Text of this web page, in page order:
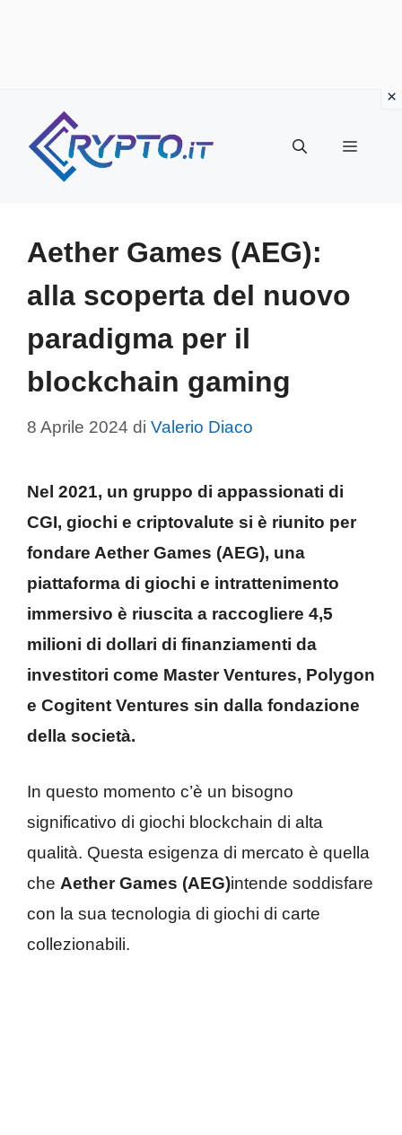
contenuto
Menu
Aether Games (AEG):
alla scoperta del nuovo
paradigma per il
blockchain gaming
8 Aprile 2024 di Valerio Diaco
Nel 2021, un gruppo di appassionati di
CGI, giochi e criptovalute si è riunito per
fondare Aether Games (AEG), una
piattaforma di giochi e intrattenimento
immersivo è riuscita a raccogliere 4,5
milioni di dollari di finanziamenti da
investitori come Master Ventures, Polygon
e Cogitent Ventures sin dalla fondazione
della società.
In questo momento c’è un bisogno
significativo di giochi blockchain di alta
qualità. Questa esigenza di mercato è quella
che Aether Games (AEG)intende soddisfare
con la sua tecnologia di giochi di carte
collezionabili.